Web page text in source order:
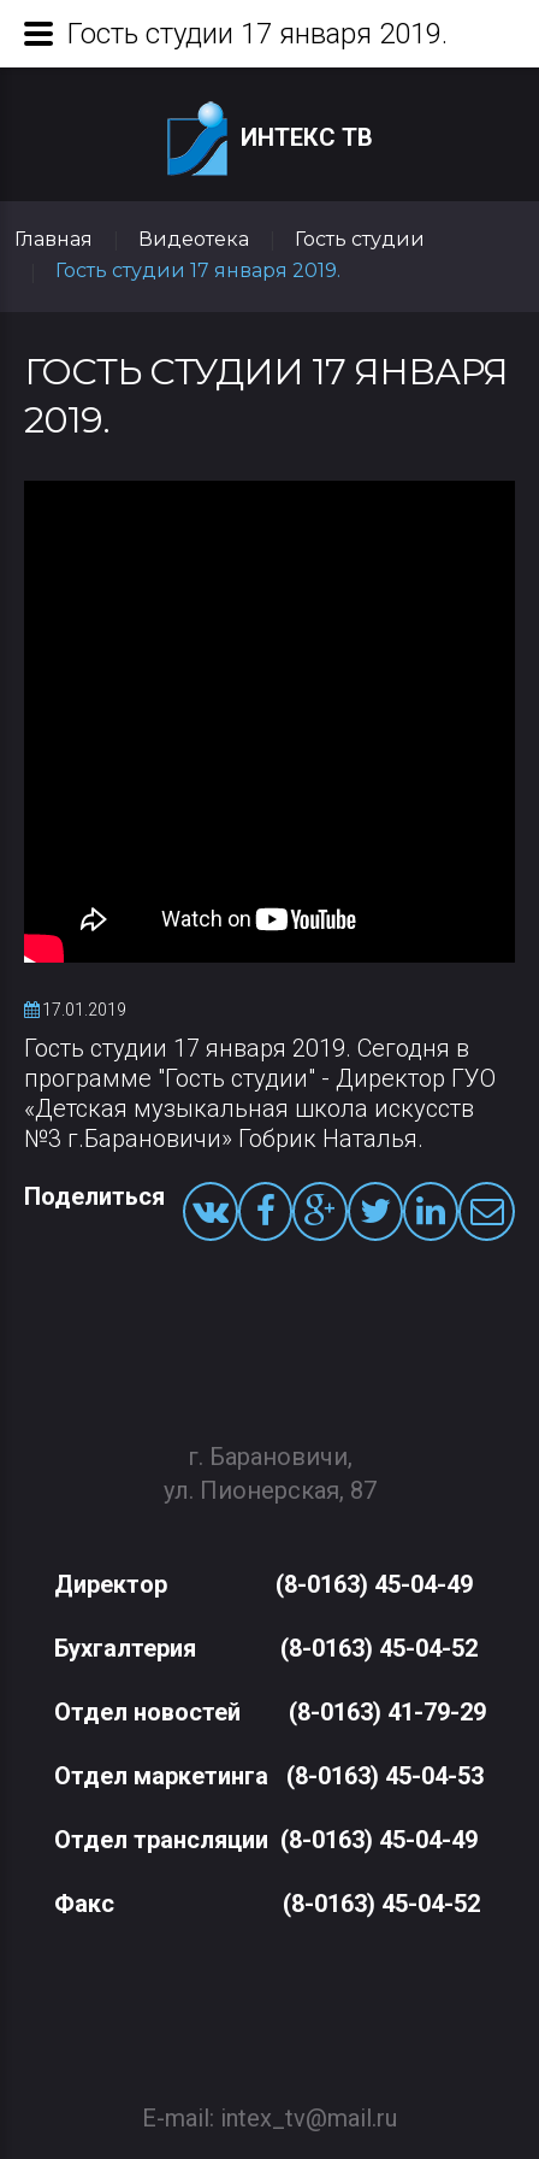
ИНТЕКС ТВ
Главная Видеотека
Гость студии
Гость студии 17 января 2019.
ГОСТЬ СТУДИИ 17 ЯНВАРЯ
2019.
17.01.2019
Гость студии 17 января 2019. Сегодня в
программе "Гость студии" - Директор ГУО
«Детская музыкальная школа искусств
№3 г.Барановичи» Гобрик Наталья.
Поделиться
г. Барановичи,
ул. Пионерская, 87
Директор (8-0163) 45-04-49
Бухгалтерия (8-0163) 45-04-52
Отдел новостей (8-0163) 41-79-29
Отдел маркетинга (8-0163) 45-04-53
Отдел трансляции (8-0163) 45-04-49
Факс(8-0163) 45-04-52
E-mail: intex_tv@mail.ru
Гость студии 17 января 2019.